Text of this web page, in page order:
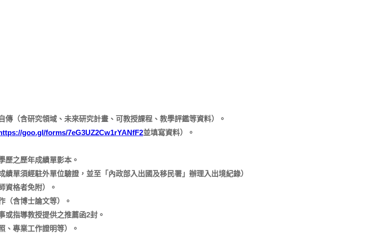
傳（含研究領域、未來研究計畫、可教授課程、教學評鑑等資料）。
goo.gl/forms/7eG3UZ2Cw1rYANfF2並填寫資料）。
歷之歷年成績單影本。
績單須經駐外單位驗證，並至「內政部入出國及移民署」辦理入出境紀錄）
資格者免附）。
（含博士論文等）。
或指導教授提供之推薦函2封。
、專業工作證明等）。